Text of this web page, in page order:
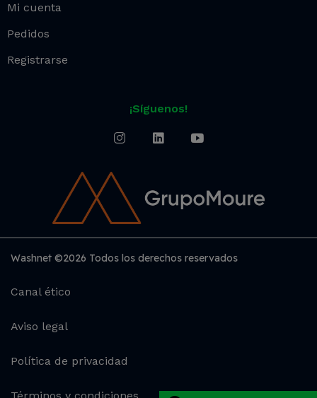
Mi cuenta
Pedidos
Registrarse
¡Síguenos!
Washnet ©2026 Todos los derechos reservados
Canal ético
Aviso legal
Política de privacidad
Términos y condiciones